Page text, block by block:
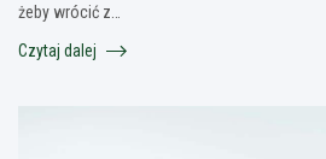
żeby wrócić z…
Czytaj dalej